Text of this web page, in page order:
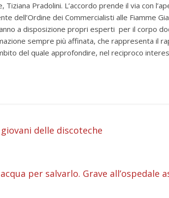
Tiziana Pradolini. L’accordo prende il via con
dell’Ordine dei Commercialisti alle Fiamme
a disposizione propri esperti per il corpo
sempre più affinata, che rappresenta il
del quale approfondire, nel reciproco
delle discoteche
per salvarlo. Grave all’ospedale